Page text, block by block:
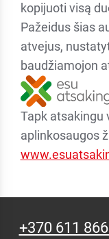
kopijuoti visą
Pažeidus šias
atvejus,
baudžiamojon
Tapk atsakingu
aplinkosaugos
+370 611